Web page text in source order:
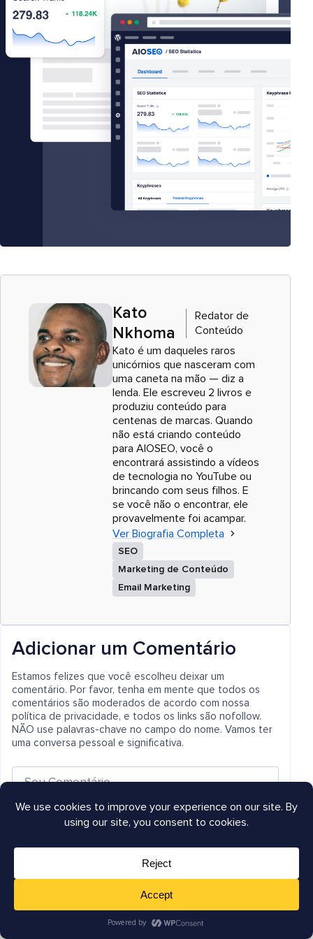
Kato
Nkhoma
Redator de
Conteúdo
Kato é um daqueles raros
unicórnios que nasceram com
uma caneta na mão — diz a
lenda. Ele escreveu 2 livros e
produziu conteúdo para
centenas de marcas. Quando
não está criando conteúdo
para AIOSEO, você o
encontrará assistindo a vídeos
de tecnologia no YouTube ou
brincando com seus filhos. E
se você não o encontrar, ele
provavelmente foi acampar.
Ver Biografia Completa
SEO
Marketing de Conteúdo
Email Marketing
Adicionar um Comentário
Estamos felizes que você escolheu deixar um
comentário. Por favor, tenha em mente que todos os
comentários são moderados de acordo com nossa
política de privacidade, e todos os links são nofollow.
NÃO use palavras-chave no campo do nome. Vamos ter
uma conversa pessoal e significativa.